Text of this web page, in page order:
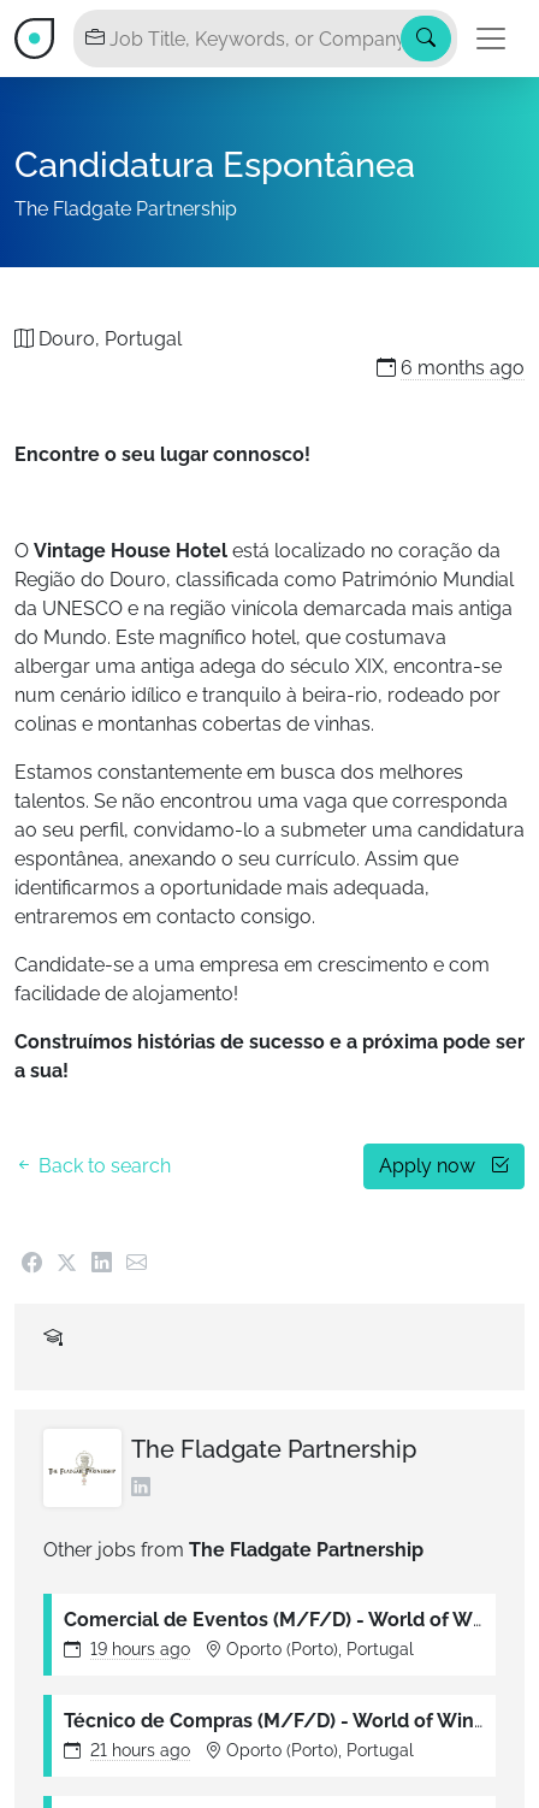
Candidatura Espontânea
The Fladgate Partnership
Douro, Portugal
6 months ago
Encontre o seu lugar connosco!
O Vintage House Hotel está localizado no coração da
Região do Douro, classificada como Património Mundial
da UNESCO e na região vinícola demarcada mais antiga
do Mundo. Este magnífico hotel, que costumava
albergar uma antiga adega do século XIX, encontra-se
num cenário idílico e tranquilo à beira-rio, rodeado por
colinas e montanhas cobertas de vinhas.
Estamos constantemente em busca dos melhores
talentos. Se não encontrou uma vaga que corresponda
ao seu perfil, convidamo-lo a submeter uma candidatura
espontânea, anexando o seu currículo. Assim que
identificarmos a oportunidade mais adequada,
entraremos em contacto consigo.
Candidate-se a uma empresa em crescimento e com
facilidade de alojamento!
Construímos histórias de sucesso e a próxima pode ser
a sua!
Back to search Apply now
The Fladgate Partnership
Other jobs from The Fladgate Partnership
Comercial de Eventos (M/F/D) - World of Wine
19 hours ago Oporto (Porto), Portugal
Técnico de Compras (M/F/D) - World of Wine
21 hours ago Oporto (Porto), Portugal